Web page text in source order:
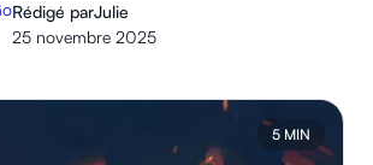
Rédigé parJulie
25 novembre 2025
5 MIN